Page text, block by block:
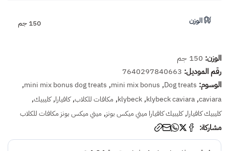
الوزن 150 جم
الوزن: 150 جم
رقم الموديل: 7640297840663
الوسوم: Dog treats
,
mini mix bonus
,
mini mix bonus dog treats
,
caviara
,
klybeck caviara
,
klybeck
, مكافات للكلاب,كافيارا,كليبيك,
كليبيك كافيارا,كليبيك كافيارا ميني ميكس بونز, ميني ميكس بونز مكافات للكلاب
مشاركة: